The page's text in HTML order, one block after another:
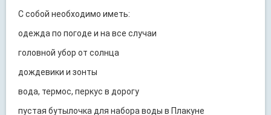
С собой необходимо иметь:
одежда по погоде и на все случаи
головной убор от солнца
дождевики и зонты
вода, термос, перкус в дорогу
пустая бутылочка для набора воды в Плакуне